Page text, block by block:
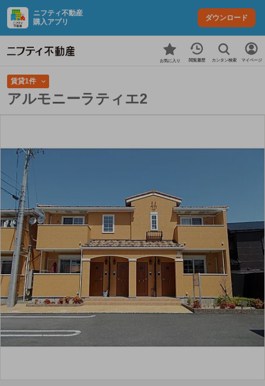
ニフティ不動産
購入アプリ
ダウンロード
お気に入り 閲覧履歴 カンタン検索 マイページ
賃貸1件
アルモニーラティエ2